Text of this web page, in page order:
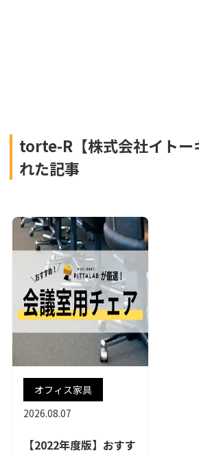
torte-R【株式会社イトー
れた記事
オフィス家具
2026.08.07
【2022年度版】おすす